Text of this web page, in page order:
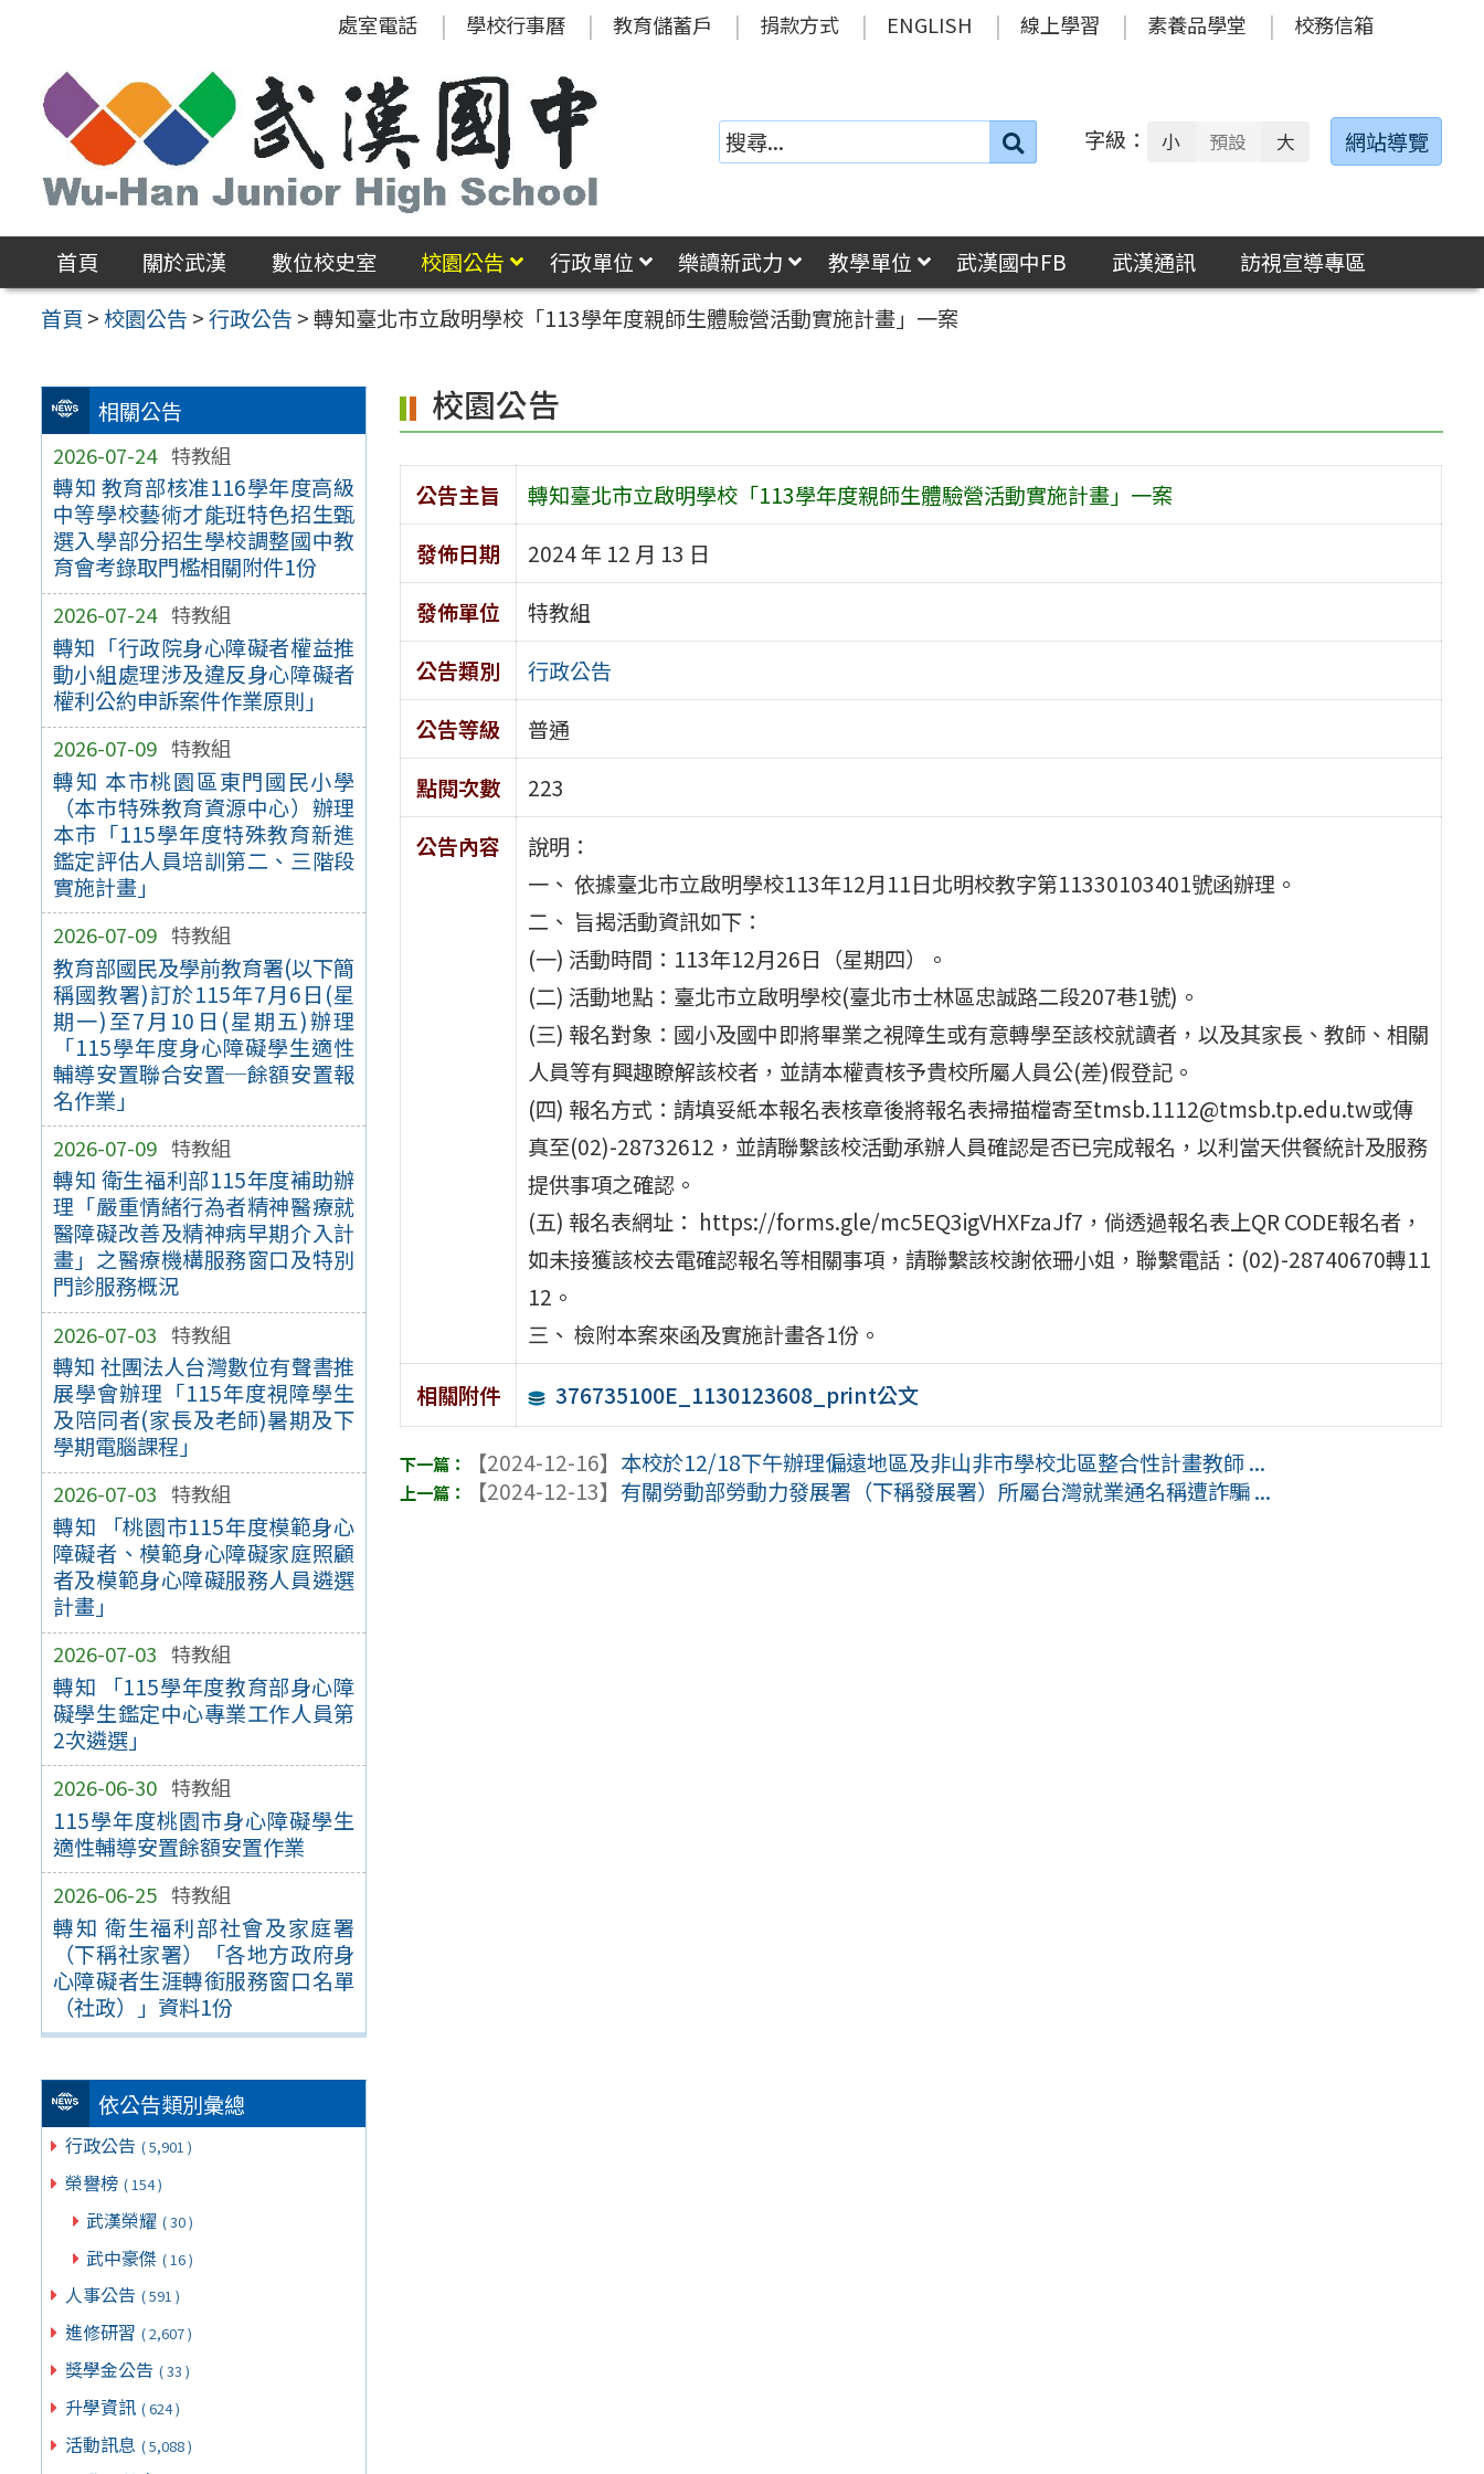
區
處室電話 學校行事曆 教育儲蓄戶 捐款方式 ENGLISH 線上學習 素養品學堂 校務信箱
搜
字級： 小 預設 大 網站導覽
首頁 關於武漢 數位校史室 校園公告 行政單位 樂讀新武力 教學單位 武漢國中FB 武漢通訊
訪視宣導專區
首頁 >校園公告 >行政公告 >轉知臺北市立啟明學校「113學年度親師生體驗營活動實施計畫」一案
相關公告
2026-07-24 特教組
轉知 教育部核准116學年度高級
中等學校藝術才能班特色招生甄
選入學部分招生學校調整國中教
育會考錄取門檻相關附件1份
2026-07-24 特教組
轉知「行政院身心障礙者權益推
動小組處理涉及違反身心障礙者
權利公約申訴案件作業原則」
2026-07-09 特教組
轉知 本市桃園區東門國民小學
（本市特殊教育資源中心）辦理
本市「115學年度特殊教育新進
鑑定評估人員培訓第二、三階段
實施計畫」
2026-07-09 特教組
教育部國民及學前教育署(以下簡
稱國教署)訂於115年7月6日(星
期一)至7月10日(星期五)辦理
「115學年度身心障礙學生適性
輔導安置聯合安置─餘額安置報
名作業」
2026-07-09 特教組
轉知 衛生福利部115年度補助辦
理「嚴重情緒行為者精神醫療就
醫障礙改善及精神病早期介入計
畫」之醫療機構服務窗口及特別
門診服務概況
2026-07-03 特教組
轉知 社團法人台灣數位有聲書推
展學會辦理「115年度視障學生
及陪同者(家長及老師)暑期及下
學期電腦課程」
2026-07-03 特教組
轉知 「桃園市115年度模範身心
障礙者、模範身心障礙家庭照顧
者及模範身心障礙服務人員遴選
計畫」
2026-07-03 特教組
轉知 「115學年度教育部身心障
礙學生鑑定中心專業工作人員第
2次遴選」
2026-06-30 特教組
115學年度桃園市身心障礙學生
適性輔導安置餘額安置作業
2026-06-25 特教組
轉知 衛生福利部社會及家庭署
（下稱社家署）「各地方政府身
心障礙者生涯轉銜服務窗口名單
（社政）」資料1份
依公告類別彙總
行政公告 ( 5,901 )
榮譽榜 ( 154 )
武漢榮耀 ( 30 )
武中豪傑 ( 16 )
人事公告 ( 591 )
進修研習 ( 2,607 )
獎學金公告 ( 33 )
升學資訊 ( 624 )
活動訊息 ( 5,088 )
校園公告
公告主旨
轉知臺北市立啟明學校「113學年度親師生體驗營活動實施計畫」一案
發佈日期
2024 年 12 月 13 日
發佈單位
特教組
公告類別
行政公告
公告等級
普通
點閱次數
223
公告內容
說明：
一、 依據臺北市立啟明學校113年12月11日北明校教字第11330103401號函辦理。
二、 旨揭活動資訊如下：
(一) 活動時間：113年12月26日（星期四）。
(二) 活動地點：臺北市立啟明學校(臺北市士林區忠誠路二段207巷1號)。
(三) 報名對象：國小及國中即將畢業之視障生或有意轉學至該校就讀者，以及其家長、教師、相關
人員等有興趣瞭解該校者，並請本權責核予貴校所屬人員公(差)假登記。
(四) 報名方式：請填妥紙本報名表核章後將報名表掃描檔寄至tmsb.1112@tmsb.tp.edu.tw或傳
真至(02)-28732612，並請聯繫該校活動承辦人員確認是否已完成報名，以利當天供餐統計及服務
提供事項之確認。
(五) 報名表網址： https://forms.gle/mc5EQ3igVHXFzaJf7，倘透過報名表上QR CODE報名者，
如未接獲該校去電確認報名等相關事項，請聯繫該校謝依珊小姐，聯繫電話：(02)-28740670轉11
12。
三、 檢附本案來函及實施計畫各1份。
相關附件
376735100E_1130123608_print公文
【2024-12-16】 本校於12/18下午辦理偏遠地區及非山非市學校北區整合性計畫教師 ...
【2024-12-13】 有關勞動部勞動力發展署（下稱發展署）所屬台灣就業通名稱遭詐騙 ...